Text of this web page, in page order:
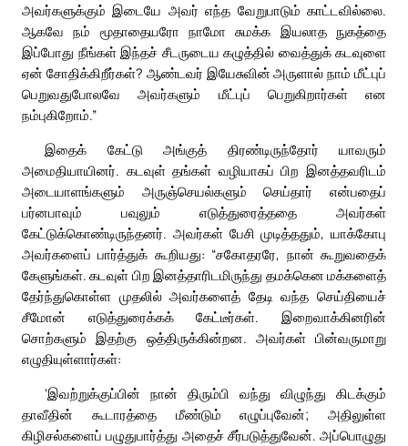
அவர்களுக்கும் இடையே அவர் எந்த வேறுபாடும் காட்டவில்லை.
ஆகவே நம் மூதாதையரோ நாமோ சுமக்க இயலாத நுகத்தை
இப்போது நீங்கள் இந்தச் சீடருடைய கழுத்தில் வைத்துக் கடவுளை
ஏன் சோதிக்கிறீர்கள்? ஆண்டவர் இயேசுவின் அருளால் நாம் மீட்புப்
பெறுவதுபோலவே அவர்களும் மீட்புப் பெறுகிறார்கள் என
நம்புகிறோம்.”
இதைக் கேட்டு அங்குத் திரண்டிருந்தோர் யாவரும்
அமைதியாயினர். கடவுள் தங்கள் வழியாகப் பிற இனத்தவரிடம்
அடையாளங்களும் அருஞ்செயல்களும் செய்தார் என்பதைப்
பர்னபாவும் பவுலும் எடுத்துரைத்ததை அவர்கள்
கேட்டுக்கொண்டிருந்தனர். அவர்கள் பேசி முடித்ததும், யாக்கோபு
அவர்களைப் பார்த்துக் கூறியது: “சகோதரரே, நான் கூறுவதைக்
கேளுங்கள். கடவுள் பிற இனத்தாரிடமிருந்து தமக்கென மக்களைத்
தேர்ந்துகொள்ள முதலில் அவர்களைத் தேடி வந்த செய்தியைச்
சீமோன் எடுத்துரைக்கக் கேட்டீர்கள். இறைவாக்கினரின்
சொற்களும் இதற்கு ஒத்திருக்கின்றன. அவர்கள் பின்வருமாறு
எழுதியுள்ளார்கள்:
‘இவற்றுக்குப்பின் நான் திரும்பி வந்து விழுந்து கிடக்கும்
தாவீதின் கூடாரத்தை மீண்டும் எழுப்புவேன்; அதிலுள்ள
கிழிசல்களைப் பழுதுபார்த்து அதைச் சீர்படுத்துவேன். அப்பொழுது